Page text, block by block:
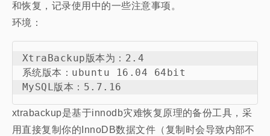
和恢复，记录使用中的一些注意事项。
环境：
XtraBackup版本为：2.4
系统版本：ubuntu 16.04 64bit
xtrabackup是基于innodb灾难恢复原理的备份工具，采
用直接复制你的InnoDB数据文件（复制时会导致内部不